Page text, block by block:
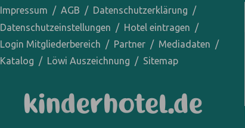
Impressum AGB
Datenschutzerklärung
Datenschutzeinstellungen
Hotel eintragen
Login Mitgliederbereich
Partner
Mediadaten
Katalog
Löwi Auszeichnung Sitemap